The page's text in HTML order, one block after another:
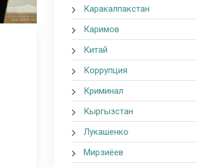
Каракалпакстан
Каримов
Китай
Коррупция
Криминал
Кыргызстан
Лукашенко
Мирзиёев